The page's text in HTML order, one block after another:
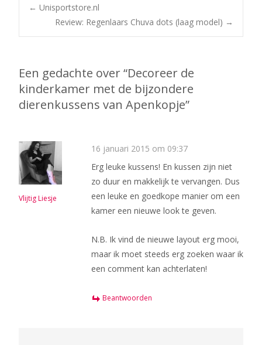
Bericht
← Unisportstore.nl
Review: Regenlaars Chuva dots (laag model) →
Een gedachte over “Decoreer de
kinderkamer met de bijzondere
dierenkussens van Apenkopje”
Vlijtig Liesje
16 januari 2015 om 09:37
Erg leuke kussens! En kussen zijn niet
zo duur en makkelijk te vervangen. Dus
een leuke en goedkope manier om een
kamer een nieuwe look te geven.
N.B. Ik vind de nieuwe layout erg mooi,
maar ik moet steeds erg zoeken waar ik
een comment kan achterlaten!
Beantwoorden